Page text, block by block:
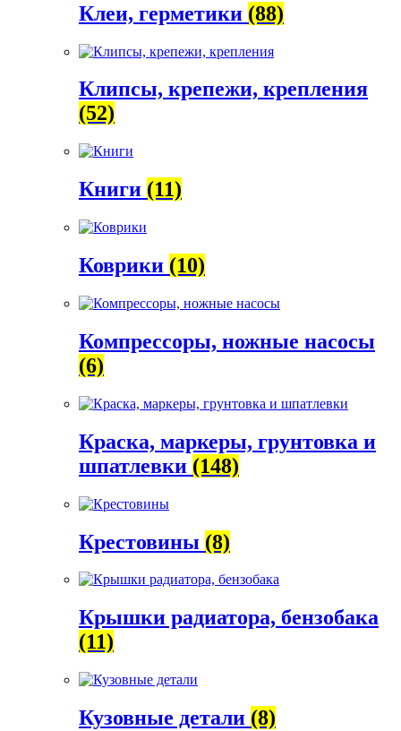
Клеи, герметики (88)
Клипсы, крепежи, крепления
(52)
Книги (11)
Коврики (10)
Компрессоры, ножные насосы
(6)
Краска, маркеры, грунтовка и
шпатлевки (148)
Крестовины (8)
Крышки радиатора, бензобака
(11)
Кузовные детали (8)